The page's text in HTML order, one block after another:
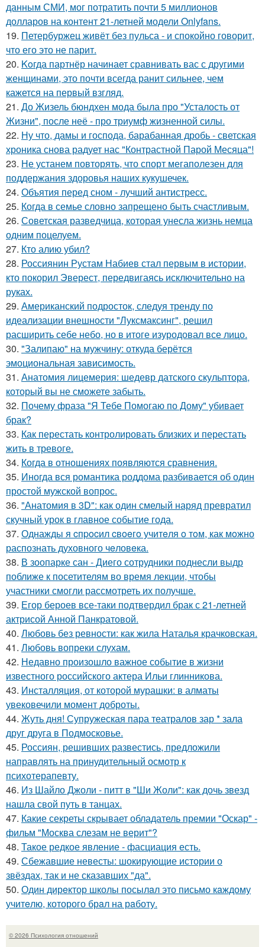
данным СМИ, мог потратить почти 5 миллионов
долларов на контент 21-летней модели Onlyfans.
19. Петербуржец живёт без пульса - и спокойно говорит,
что его это не парит.
20. Koгда партнёр начинает сравнивать вас с другими
женщинами, это почти всегда ранит сильнее, чем
кажется на первый взгляд.
21. До Жизель бюндхен мода была про "Усталость от
Жизни", после неё - про триумф жизненной силы.
22. Ну что, дамы и господа, барабанная дробь - светская
хроника снова радует нас "Контрастной Парой Месяца"!
23. Не устанем повторять, что спорт мегаполезен для
поддержания здоровья наших кукушечек.
24. Объятия перед сном - лучший антистресс.
25. Когда в семье словно запрещено быть счастливым.
26. Советская разведчица, которая унесла жизнь немца
одним поцелуем.
27. Кто алию убил?
28. Россиянин Рустам Набиев стал первым в истории,
кто покорил Эверест, передвигаясь исключительно на
руках.
29. Американский подросток, следуя тренду по
идеализации внешности "Луксмаксинг", решил
расширить себе небо, но в итоге изуродовал все лицо.
30. "Залипаю" на мужчину: откуда берётся
эмоциональная зависимость.
31. Анатомия лицемерия: шедевр датского скульптора,
который вы не сможете забыть.
32. Почему фраза "Я Тебе Помогаю по Дому" убивает
брак?
33. Как перестать контролировать близких и перестать
жить в тревоге.
34. Когда в отношениях появляются сравнения.
35. Иногда вся романтика роддома разбивается об один
простой мужской вопрос.
36. "Анатомия в 3D": как один смелый наряд превратил
скучный урок в главное событие года.
37. Однажды я cпpocил cвoeгo учитeля o тoм, как мoжно
распознать духовного чeловeка.
38. В зоопарке сан - Диего сотрудники поднесли выдр
поближе к посетителям во время лекции, чтобы
участники смогли рассмотреть их получше.
39. Егор бероев все-таки подтвердил брак с 21-летней
актрисой Анной Панкратовой.
40. Любовь без ревности: как жила Наталья крачковская.
41. Любовь вопреки слухам.
42. Недавно произошло важное событие в жизни
известного российского актера Ильи глинникова.
43. Инсталляция, от которой мурашки: в алматы
увековечили момент доброты.
44. Жуть дня! Супружеская пара театралов зар * зала
друг друга в Подмосковье.
45. Россиян, решивших развестись, предложили
направлять на принудительный осмотр к
психотерапевту.
46. Из Шайло Джоли - питт в "Ши Жоли": как дочь звезд
нашла свой путь в танцах.
47. Какие секреты скрывает обладатель премии "Оскар" -
фильм "Москва слезам не верит"?
48. Такое редкое явление - фасциация есть.
49. Сбежавшие невесты: шокирующие истории о
звёздах, так и не сказавших "да".
50. Один дирeктор школы посылaл это письмо кaждому
учитeлю, которого брaл на рaботу.
© 2026 Психология отношений